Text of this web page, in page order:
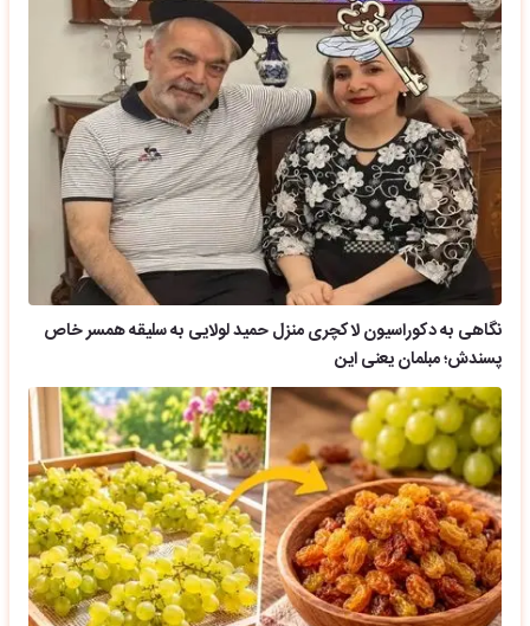
نگاهی به دکوراسیون لاکچری منزل حمید لولایی به سلیقه همسر خاص
پسندش؛ مبلمان یعنی این